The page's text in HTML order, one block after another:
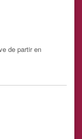
de partir en